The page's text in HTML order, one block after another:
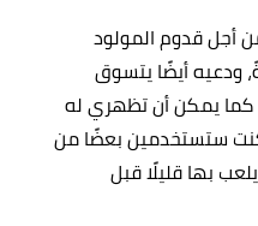
قدوم المولود
ودعيه أيضًا يتسوق
كما يمكن أن تظهري له
ستستخدمين بعضًا من
بها قليلًا قبل